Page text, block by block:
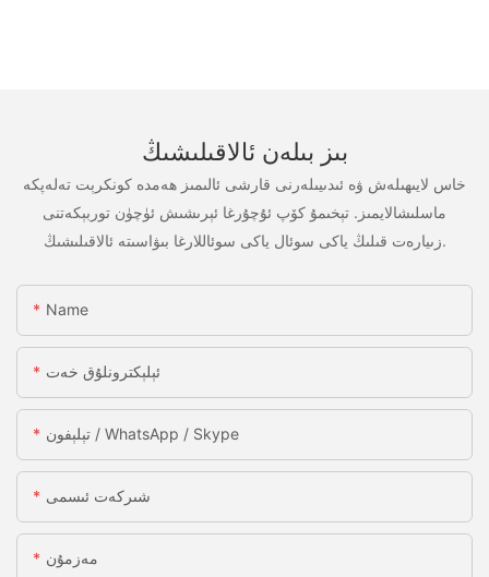
بىز بىلەن ئالاقىلىشىڭ
خاس لايىھىلەش ۋە ئىدىيىلەرنى قارشى ئالىمىز ھەمدە كونكرېت تەلەپكە
ماسلىشالايمىز. تېخىمۇ كۆپ ئۇچۇرغا ئېرىشىش ئۈچۈن توربېكەتنى
زىيارەت قىلىڭ ياكى سوئال ياكى سوئاللارغا بىۋاسىتە ئالاقىلىشىڭ.
Name
ئېلېكترونلۇق خەت
تېلېفون / WhatsApp / Skype
شىركەت ئىسمى
مەزمۇن